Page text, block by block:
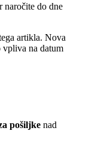
naročite do dne
artikla. Nova
vpliva na datum
pošiljke nad